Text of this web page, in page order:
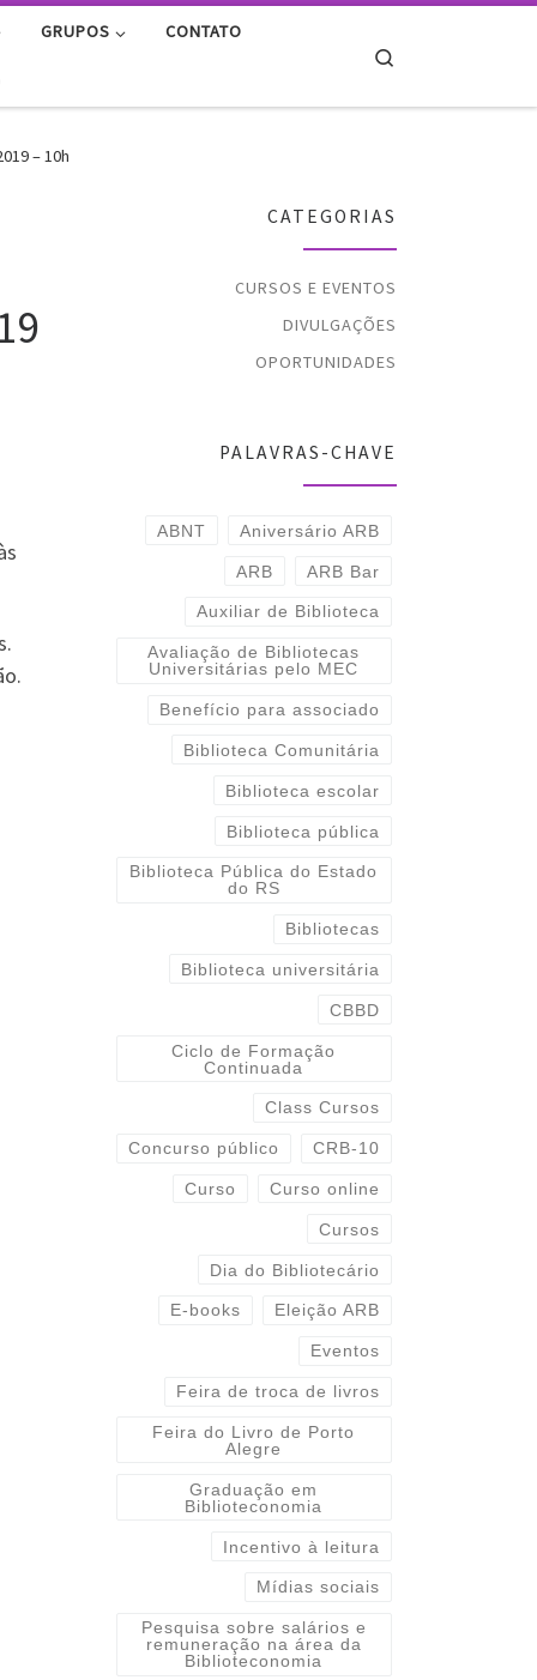
GRUPOS CONTATO
– 10h
CATEGORIAS
CURSOS E EVENTOS
DIVULGAÇÕES
OPORTUNIDADES
PALAVRAS-CHAVE
ABNT Aniversário ARB
ARB ARB Bar
Auxiliar de Biblioteca
Avaliação de Bibliotecas
Universitárias pelo MEC
Benefício para associado
Biblioteca Comunitária
Biblioteca escolar
Biblioteca pública
Biblioteca Pública do Estado
do RS
Bibliotecas
Biblioteca universitária
CBBD
Ciclo de Formação
Continuada
Class Cursos
Concurso público CRB-10
Curso Curso online
Cursos
Dia do Bibliotecário
E-books Eleição ARB
Eventos
Feira de troca de livros
Feira do Livro de Porto
Alegre
Graduação em
Biblioteconomia
Incentivo à leitura
Mídias sociais
Pesquisa sobre salários e
remuneração na área da
Biblioteconomia